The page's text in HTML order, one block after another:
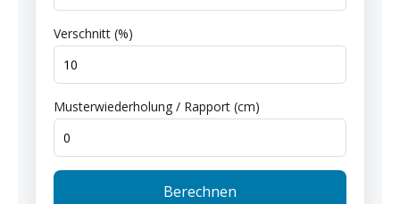
Verschnitt (%)
Musterwiederholung / Rapport (cm)
Berechnen